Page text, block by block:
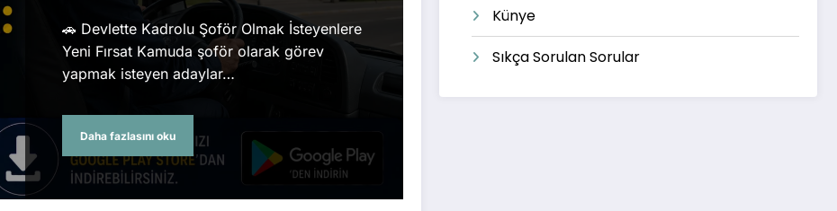
🚗 Devlette Kadrolu Şoför Olmak İsteyenlere
Yeni Fırsat Kamuda şoför olarak görev
yapmak isteyen adaylar…
Daha fazlasını oku
Künye
Sıkça Sorulan Sorular